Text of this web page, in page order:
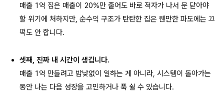
매출 1억 집은 매출이 20%만 줄어도 바로 적자가 나서 문 닫아야
할 위기에 처하지만, 순수익 구조가 탄탄한 집은 웬만한 파도에는 끄
떡도 안 합니다.
셋째, 진짜 내 시간이 생깁니다.
매출 1억 만들려고 밤낮없이 일하는 게 아니라, 시스템이 돌아가는
동안 나는 다음 성장을 고민하거나 푹 쉴 수 있습니다.